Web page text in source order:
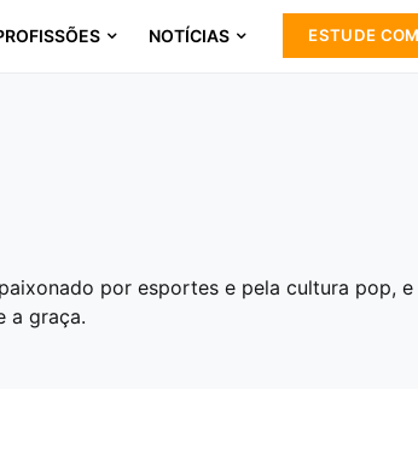
NOTÍCIAS ESTUDE
por esportes e pela cultura pop, e
a graça.